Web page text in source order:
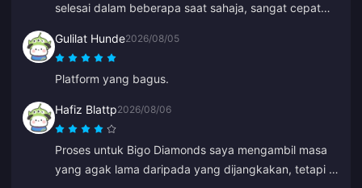
selesai dalam beberapa saat sahaja, sangat cepat
Gulilat Hunde2026/08/05
Platform yang bagus.
Hafiz Blattp2026/08/06
Proses untuk Bigo Diamonds saya mengambil masa
yang agak lama daripada yang dijangkakan, tetapi ia